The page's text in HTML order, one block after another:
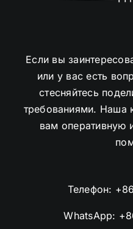
Если вы
или у вас есть
стесняйтесь
требованиями. Наша
вам оперативную
Телефон:
WhatsApp: